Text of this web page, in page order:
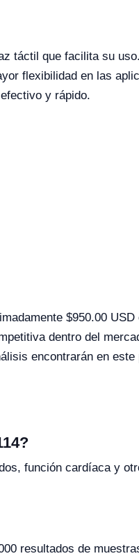
táctil que facilita su
flexibilidad en las
y rápido.
$950.00
dentro del
encontrarán en
función cardíaca y
resultados de